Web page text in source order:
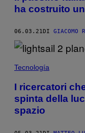
ha costruito
06.03.21 DI GIACOMO
Tecnología
I ricercatori
spinta della
spazio